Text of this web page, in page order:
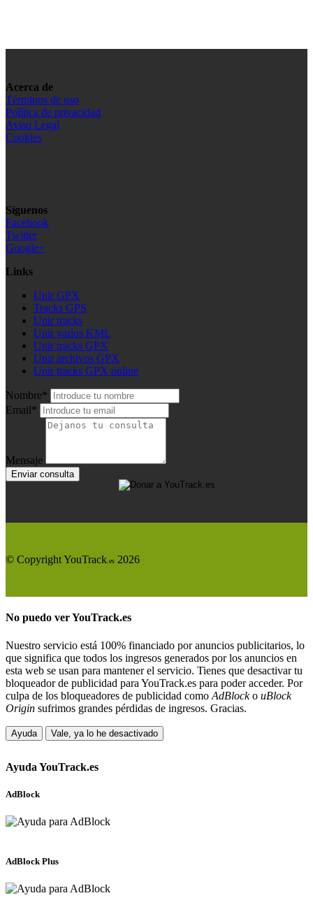
Acerca de
Términos de uso
Política de privacidad
Aviso Legal
Cookies
Síguenos
Facebook
Twitter
Google+
Links
Unir GPX
Tracks GPS
Unir tracks
Unir varios KML
Unir tracks GPX
Unir archivos GPX
Unir tracks GPX online
Nombre*
Email*
Mensaje
Enviar consulta
© Copyright YouTrack .es 2026
No puedo verYouTrack.es
Nuestro servicio está 100% financiado por anuncios publicitarios, lo
que significa que todos los ingresos generados por los anuncios en
esta web se usan para mantener el servicio. Tienes que desactivar tu
bloqueador de publicidad para YouTrack.es para poder acceder. Por
culpa de los bloqueadores de publicidad como AdBlocko uBlock
Origin sufrimos grandes pérdidas de ingresos. Gracias.
Ayuda Vale, ya lo he desactivado
Ayuda YouTrack.es
AdBlock
AdBlock Plus